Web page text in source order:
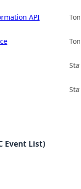
API
Event List)